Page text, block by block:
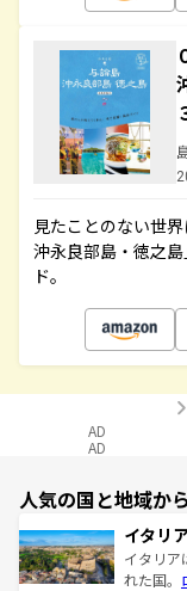
見たことのない世
沖永良部島・徳之
ド。
AD
AD
人気の国と地域か
イタリ
イタリア
れた国。